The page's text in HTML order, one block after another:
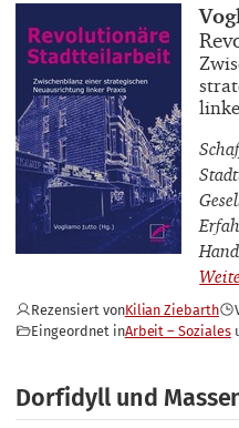
Rezensiert vonKilian Ziebarth
Eingeordnet inArbeit – Soziales
Dorfidyll und